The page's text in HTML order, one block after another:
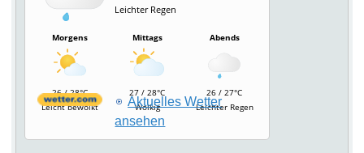
Leichter Regen
Morgens
26 / 28°C
Leicht bewölkt
Mittags
27 / 28°C
Wolkig
Abends
26 / 27°C
Leichter Regen
Aktuelles Wetter
ansehen